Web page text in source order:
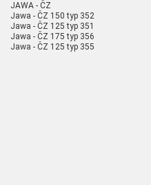
JAWA - ČZ
Jawa - ČZ 150 typ 352
Jawa - ČZ 125 typ 351
Jawa - ČZ 175 typ 356
Jawa - ČZ 125 typ 355